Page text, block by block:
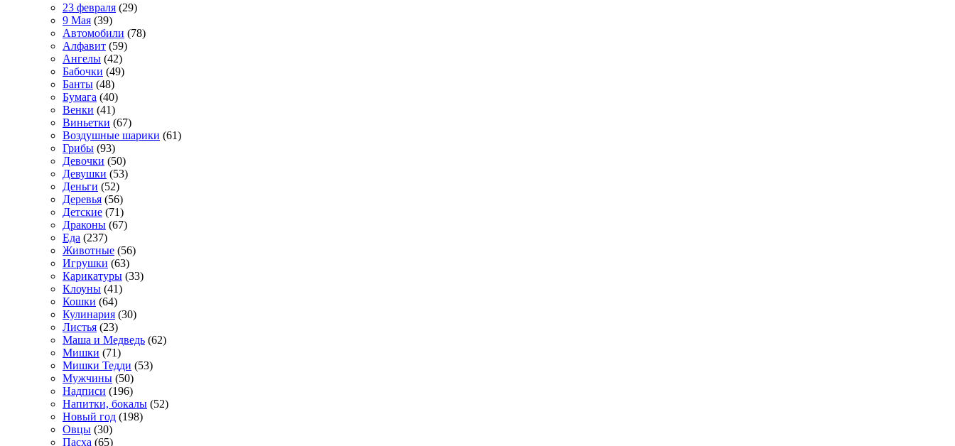
23 февраля (29)
9 Мая (39)
Автомобили (78)
Алфавит (59)
Ангелы (42)
Бабочки (49)
Банты (48)
Бумага (40)
Венки (41)
Виньетки (67)
Воздушные шарики (61)
Грибы (93)
Девочки (50)
Девушки (53)
Деньги (52)
Деревья (56)
Детские (71)
Драконы (67)
Еда (237)
Животные (56)
Игрушки (63)
Карикатуры (33)
Клоуны (41)
Кошки (64)
Кулинария (30)
Листья (23)
Маша и Медведь (62)
Мишки (71)
Мишки Тедди (53)
Мужчины (50)
Надписи (196)
Напитки, бокалы (52)
Новый год (198)
Овцы (30)
Пасха (65)